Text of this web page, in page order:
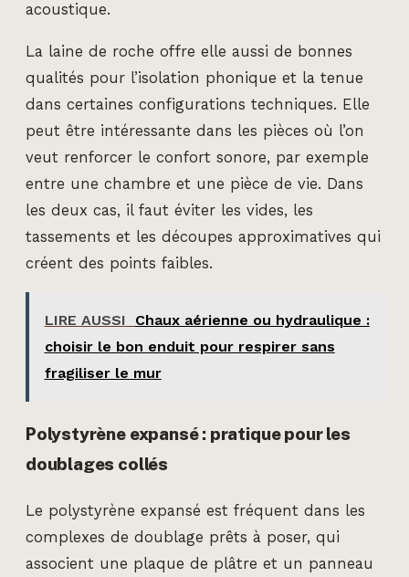
acoustique.
La laine de roche offre elle aussi de bonnes
qualités pour l’isolation phonique et la tenue
dans certaines configurations techniques. Elle
peut être intéressante dans les pièces où l’on
veut renforcer le confort sonore, par exemple
entre une chambre et une pièce de vie. Dans
les deux cas, il faut éviter les vides, les
tassements et les découpes approximatives qui
créent des points faibles.
LIRE AUSSI
Chaux aérienne ou hydraulique :
choisir le bon enduit pour respirer sans
fragiliser le mur
Polystyrène expansé : pratique pour les
doublages collés
Le polystyrène expansé est fréquent dans les
complexes de doublage prêts à poser, qui
associent une plaque de plâtre et un panneau